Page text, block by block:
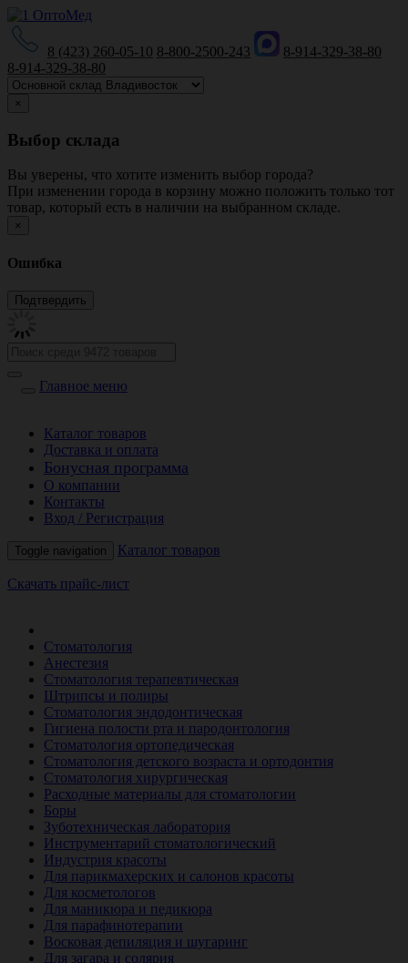
8 (423) 260-05-10 8-800-2500-243
8-914-329-38-80
8-914-329-38-80
×
Выбор склада
Вы уверены, что хотите изменить выбор города?
При изменении города в корзину можно положить только тот
товар, который есть в наличии на выбранном складе.
×
Ошибка
Главное меню
Каталог товаров
Доставка и оплата
Бонусная программа
О компании
Контакты
Вход / Регистрация
Toggle navigation Каталог товаров
Скачать прайс-лист
Стоматология
Анестезия
Стоматология терапевтическая
Штрипсы и полиры
Стоматология эндодонтическая
Гигиена полости рта и пародонтология
Стоматология ортопедическая
Стоматология детского возраста и ортодонтия
Стоматология хирургическая
Расходные материалы для стоматологии
Боры
Зуботехническая лаборатория
Инструментарий стоматологический
Индустрия красоты
Для парикмахерских и салонов красоты
Для косметологов
Для маникюра и педикюра
Для парафинотерапии
Восковая депиляция и шугаринг
Для загара и солярия